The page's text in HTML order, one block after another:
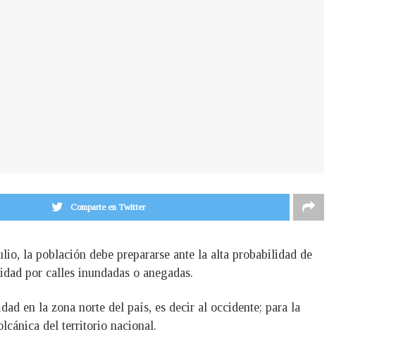
Comparte en Twitter
la población debe prepararse ante la alta probabilidad de
por calles inundadas o anegadas.
en la zona norte del país, es decir al occidente; para la
del territorio nacional.